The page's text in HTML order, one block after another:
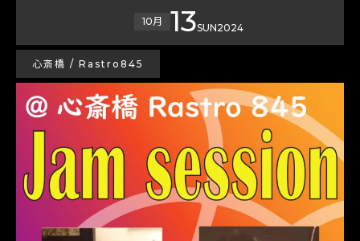
10月 13SUN2024
心斎橋 / Rastro845